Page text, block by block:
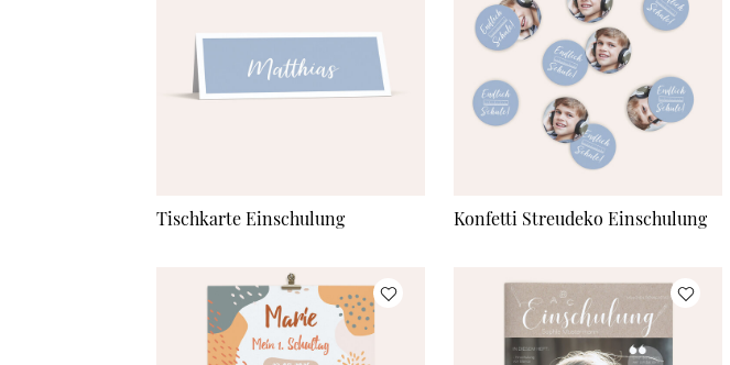
Tischkarte Einschulung Konfetti Streudeko Einschulung